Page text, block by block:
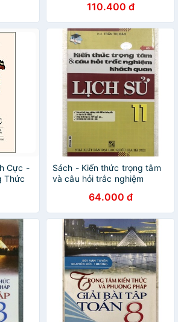
110.400 đ
Cực -
Thức
Sách - Kiến thức trọng tâm
và câu hỏi trắc nghiệm
64.000 đ